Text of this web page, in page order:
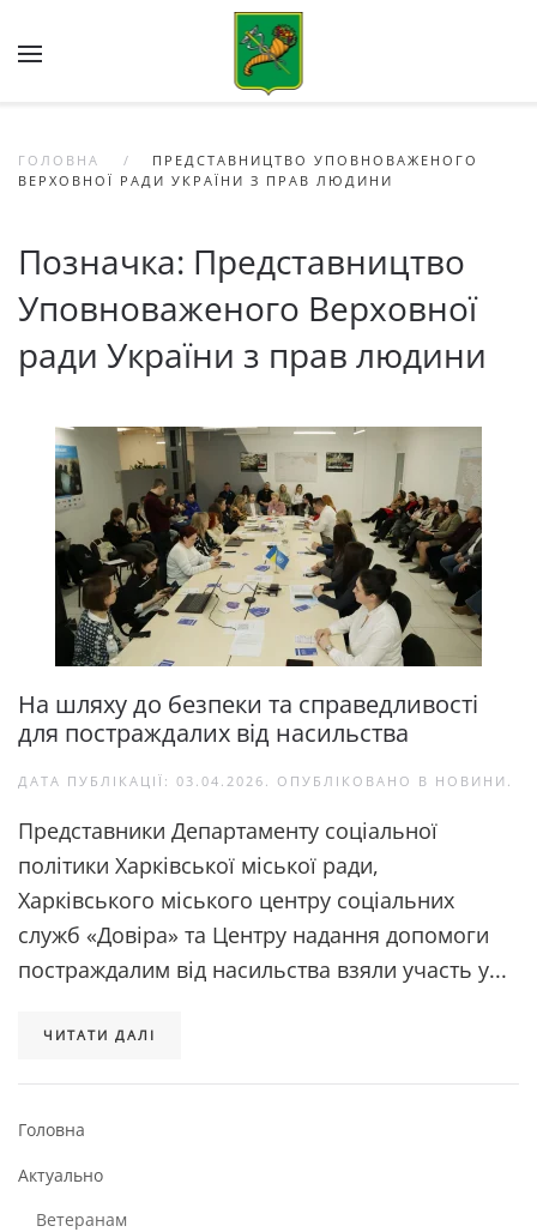
Skip to main content
ГОЛОВНА
ПРЕДСТАВНИЦТВО УПОВНОВАЖЕНОГО
ВЕРХОВНОЇ РАДИ УКРАЇНИ З ПРАВ ЛЮДИНИ
Позначка: Представництво
Уповноваженого Верховної
ради України з прав людини
На шляху до безпеки та справедливості
для постраждалих від насильства
ДАТА ПУБЛІКАЦІЇ: 03.04.2026 . ОПУБЛІКОВАНО В НОВИНИ .
Представники Департаменту соціальної
політики Харківської міської ради,
Харківського міського центру соціальних
служб «Довіра» та Центру надання допомоги
постраждалим від насильства взяли участь у...
ЧИТАТИ ДАЛІ
Головна
Актуально
Ветеранам